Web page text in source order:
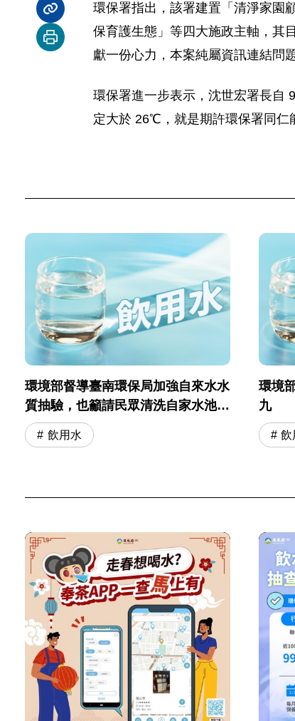
分享內容連結
列印本頁
環保署指出，該署建置「清淨家園
保育護生態」等四大施政主軸，其
獻一份心力，本案純屬資訊連結問
環保署進一步表示，沈世宏署長自
定大於 26℃，就是期許環保署同仁
環境部督導臺南環保局加強自來水水
質抽驗，也籲請民眾清洗自家水池水
塔，維護用水安全
飲用水
環境
九
飲